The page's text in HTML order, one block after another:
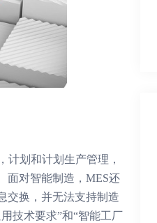
计划和计划生产管理，
面对智能制造，MES还
交换，并无法支持制造
技术要求”和“智能工厂